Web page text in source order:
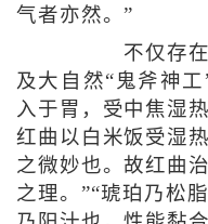
气者亦然。”
不仅存在
及大自然“鬼斧神
入于胃，受中焦湿
红曲以白米饭受湿
之微妙也。故红曲
之理。”“琥珀乃松